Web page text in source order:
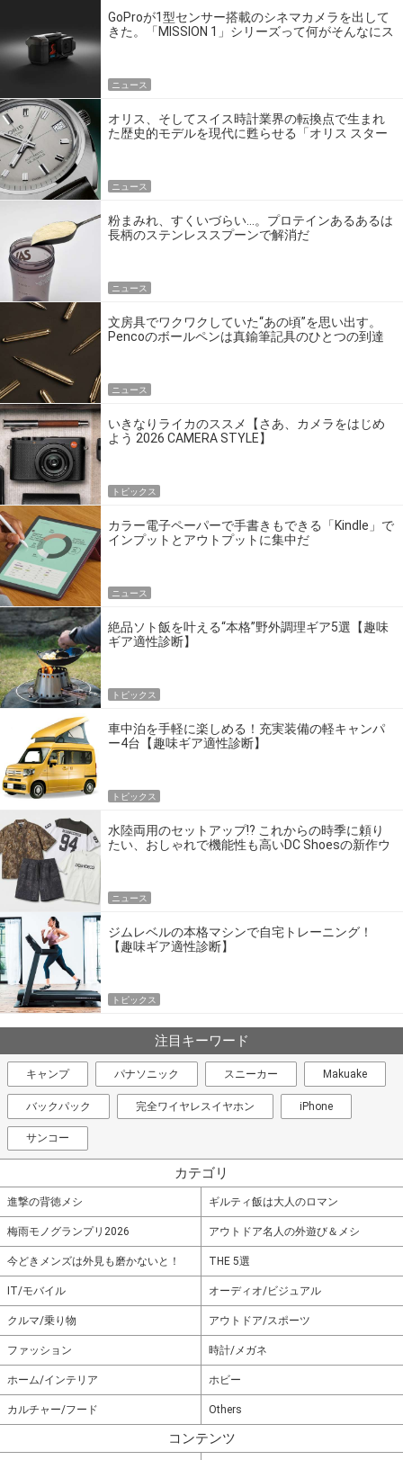
GoProが1型センサー搭載のシネマカメラを出して
きた。「MISSION 1」シリーズって何がそんなにス
ニュース
オリス、そしてスイス時計業界の転換点で生まれ
た歴史的モデルを現代に甦らせる「オリス スター
ニュース
粉まみれ、すくいづらい…。プロテインあるあるは
長柄のステンレススプーンで解消だ
ニュース
文房具でワクワクしていた“あの頃”を思い出す。
Pencoのボールペンは真鍮筆記具のひとつの到達
ニュース
いきなりライカのススメ【さあ、カメラをはじめ
よう 2026 CAMERA STYLE】
トピックス
カラー電子ペーパーで手書きもできる「Kindle」で
インプットとアウトプットに集中だ
ニュース
絶品ソト飯を叶える“本格”野外調理ギア5選【趣味
ギア適性診断】
トピックス
車中泊を手軽に楽しめる！充実装備の軽キャンパ
ー4台【趣味ギア適性診断】
トピックス
水陸両用のセットアップ!? これからの時季に頼り
たい、おしゃれで機能性も高いDC Shoesの新作ウ
ニュース
ジムレベルの本格マシンで自宅トレーニング！
【趣味ギア適性診断】
トピックス
注目キーワード
キャンプ パナソニック スニーカー Makuake
バックパック 完全ワイヤレスイヤホン iPhone
サンコー
カテゴリ
進撃の背徳メシ ギルティ飯は大人のロマン
梅雨モノグランプリ2026 アウトドア名人の外遊び＆メシ
今どきメンズは外見も磨かないと！ THE 5選
IT/モバイル オーディオ/ビジュアル
クルマ/乗り物 アウトドア/スポーツ
ファッション 時計/メガネ
ホーム/インテリア ホビー
カルチャー/フード Others
コンテンツ